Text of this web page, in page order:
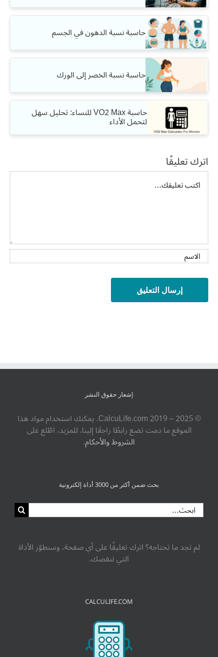
حاسبة نسبة الدهون في الجسم
حاسبة نسبة الخصر إلى الورك
حاسبة VO2 Max للنساء: تحليل سهل
لتحمل الأداء
اترك تعليقًا
تعليق
إشعار حقوق النشر
© ‎CalcuLife.com‎ 2019 – 2025. يمكنك استخدام مواد هذا
الموقع ما دمت تضع رابطًا راجعًا إلينا. للمزيد، اطّلع على
الشروط والأحكام.
بحث ضمن أكثر من 3000 أداة إلكترونية
البحث
عن:
لم تجد ما تحتاجه؟ اترك تعليقًا على أي صفحة، وسنطوّر الأداة
التي تنقصك.
CALCULIFE.COM